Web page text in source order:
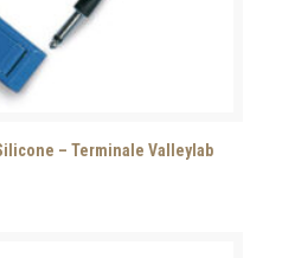
– Terminale Valleylab